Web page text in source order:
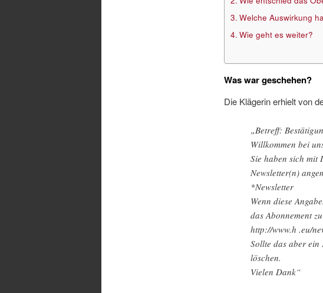
Welche Auswirkung
Wie geht es weiter?
Was war geschehen?
Die Klägerin erhielt von
„Betreff:
Willkommen bei
Sie haben sich mit
Newsletter(n)
*Newsletter
Wenn diese
das Abonnement
http://www.h .eu/
Sollte das aber ein
löschen.
Vielen Dank“